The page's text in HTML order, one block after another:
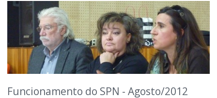
Funcionamento do SPN - Agosto/2012